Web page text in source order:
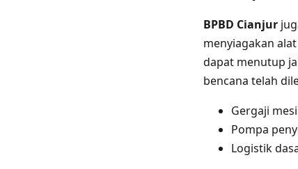
BPBD Cianjur
menyiagakan
dapat menutup
bencana telah
Gergaji
Pompa
Logistik